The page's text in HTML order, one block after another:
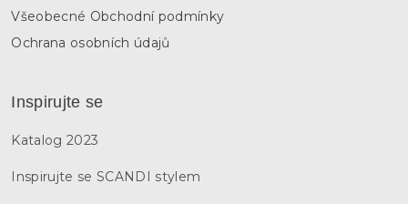
Všeobecné Obchodní podmínky
Ochrana osobních údajů
Inspirujte se
Katalog 2023
Inspirujte se SCANDI stylem